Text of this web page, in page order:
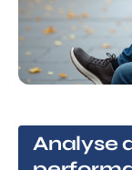
Analyse